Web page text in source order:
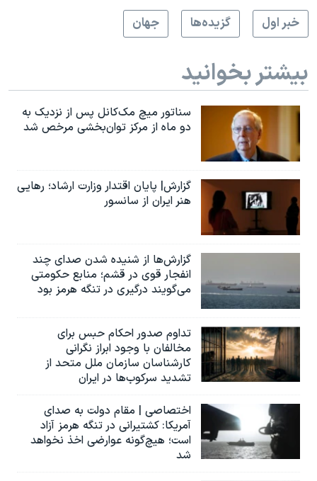
خبر اول
گزيده‌ها جهان
بیشتر بخوانید
سناتور میچ مک‌کانل پس از نزدیک به
دو ماه از مرکز توان‌بخشی مرخص شد
گزارش| پایان اقتدار وزارت ارشاد؛ رهایی
هنر ایران از سانسور
گزارش‌ها از شنیده شدن صدای چند
انفجار قوی در قشم؛ منابع حکومتی
می‌گویند درگیری در تنگه هرمز بود
تداوم صدور احکام حبس برای
مخالفان با وجود ابراز نگرانی
کارشناسان سازمان ملل متحد از
تشدید سرکوب‌ها در ایران
اختصاصی | مقام دولت به صدای
آمریکا: کشتیرانی در تنگه هرمز آزاد
است؛ هیچ‌گونه عوارضی اخذ نخواهد
شد